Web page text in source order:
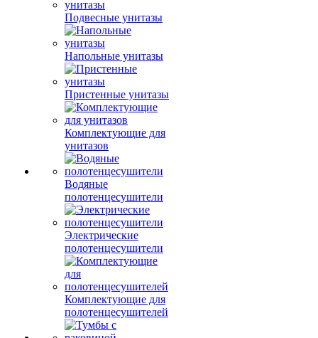
Подвесные унитазы
Напольные унитазы
Пристенные унитазы
Комплектующие для
унитазов
Водяные
полотенцесушители
Электрические
полотенцесушители
Комплектующие для
полотенцесушителей